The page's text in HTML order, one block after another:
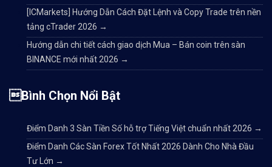
[ICMarkets] Hướng Dẫn Cách Đặt Lệnh và Copy Trade trên nền
tảng cTrader 2026 →
Hướng dẫn chi tiết cách giao dịch Mua – Bán coin trên sàn
BINANCE mới nhất 2026 →
Bình Chọn Nổi Bật
Điểm Danh 3 Sàn Tiền Số hỗ trợ Tiếng Việt chuẩn nhất 2026 →
Điểm Danh Các Sàn Forex Tốt Nhất 2026 Dành Cho Nhà Đầu
Tư Lớn →